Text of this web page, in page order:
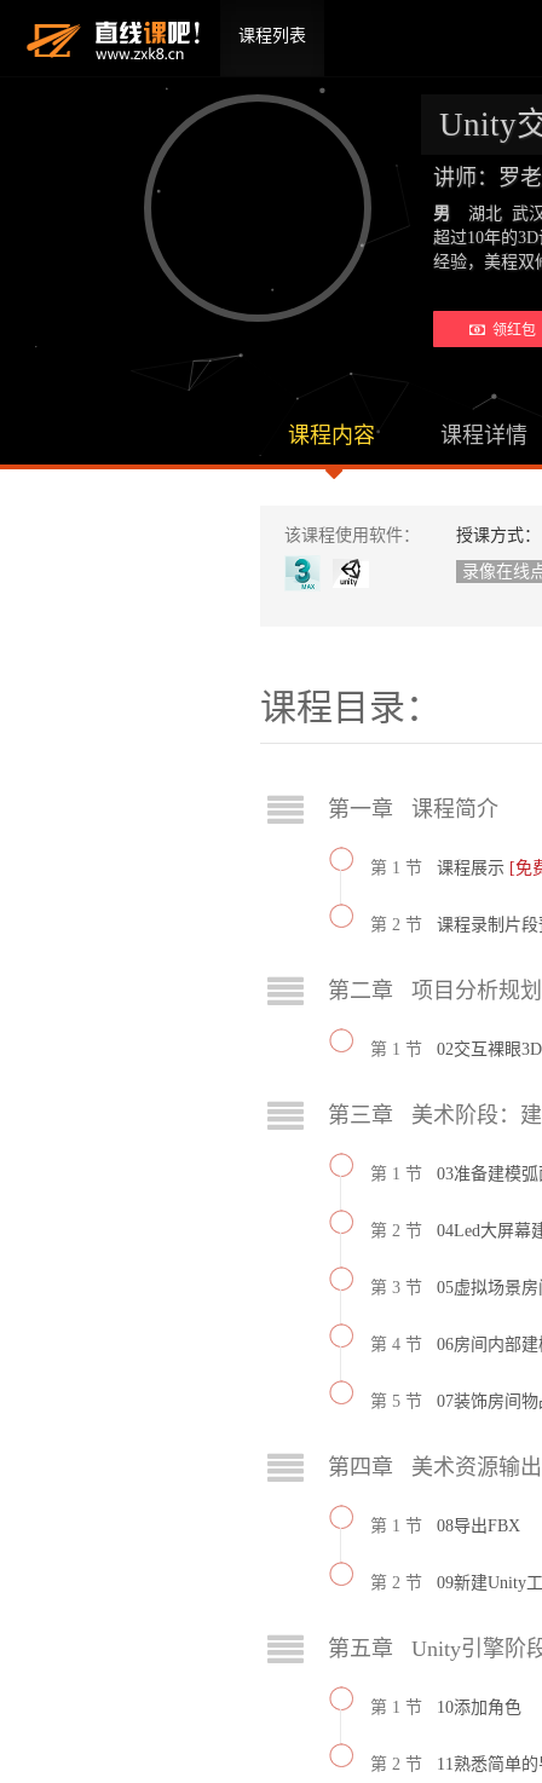
课程列表
Unity
讲师：罗
男
湖北 武
超过10年的
经验，美程
领红包
课程内容 课程详情
该课程使用软件：
授课方式：
录像在线
课程目录：
第一章 课程简介
第 1 节 课程展示 [免
第 2 节 课程录制片
第二章 项目分析规划
第 1 节 02交互裸眼
第三章 美术阶段：
第 1 节 03准备建模
第 2 节 04Led大屏幕
第 3 节 05虚拟场景房
第 4 节 06房间内部
第 5 节 07装饰房间物
第四章 美术资源输
第 1 节 08导出FBX
第 2 节 09新建Unity
第五章 Unity引擎阶
第 1 节 10添加角色
第 2 节 11熟悉简单